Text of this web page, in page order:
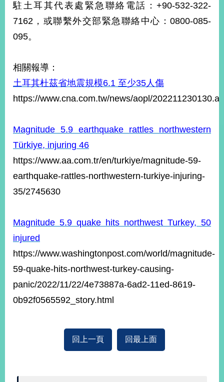
外
交
資
國
家
與
地
國
際
播
府
訊
公
開
民
服
駐土耳其代表處緊急聯絡電話：+90-532-322-
7162，或聯繫外交部緊急聯絡中心：0800-085-
095。
相關報導：
土耳其杜茲省地震規模6.1 至少35人傷
https://www.cna.com.tw/news/aopl/
Magnitude 5.9 earthquake rattles northwestern
Türkiye, injuring 46
https://www.aa.com.tr/en/turkiye/magnitude-59-
earthquake-rattles-northwestern-turkiye-injuring-
35/2745630
Magnitude 5.9 quake hits northwest Turkey, 50
injured
https://www.washingtonpost.com/world/magnitude-
59-quake-hits-northwest-turkey-causing-
panic/2022/11/22/4e73887a-6ad2-11ed-8619-
0b92f0565592_story.html
回上一頁 回最上面